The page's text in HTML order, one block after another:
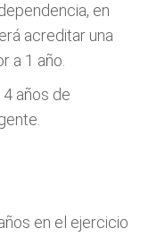
en
acreditar una
a 1 año.
años de
en el ejercicio